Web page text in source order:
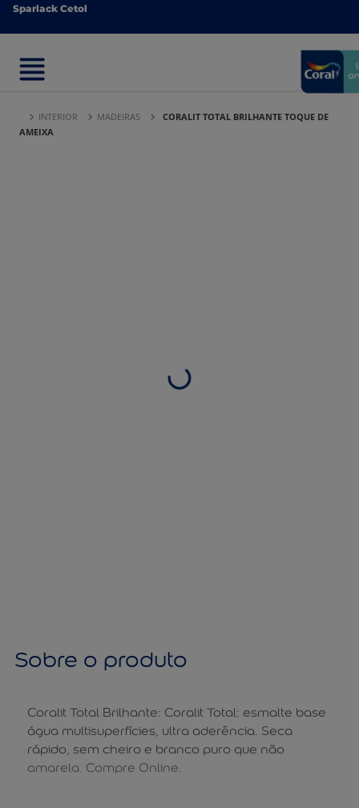
Sparlack Cetol
Sparlack Cetol
INTERIOR MADEIRAS
CORALIT TOTAL BRILHANTE TOQUE DE
AMEIXA
Sobre o produto
Coralit Total Brilhante: Coralit Total: esmalte base
água multisuperfícies, ultra aderência. Seca
rápido, sem cheiro e branco puro que não
amarela. Compre Online.